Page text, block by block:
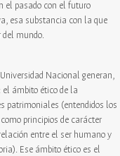
el pasado con el futuro
esa substancia con la que
mundo.
Nacional generan,
ámbito ético de la
patrimoniales (entendidos los
principios de carácter
entre el ser humano y
Ese ámbito ético es el